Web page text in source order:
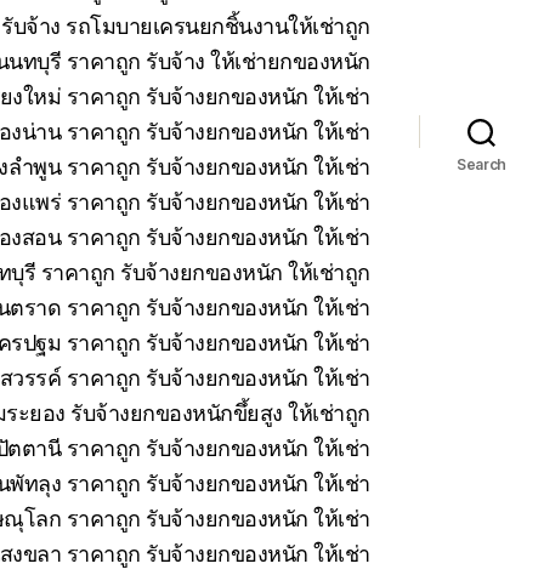
บจ้าง รถโมบายเครนยกชิ้นงานให้เช่าถูก
นทบุรี ราคาถูก รับจ้าง ให้เช่ายกของหนัก
งใหม่ ราคาถูก รับจ้างยกของหนัก ให้เช่า
งน่าน ราคาถูก รับจ้างยกของหนัก ให้เช่า
ลำพูน ราคาถูก รับจ้างยกของหนัก ให้เช่า
งแพร่ ราคาถูก รับจ้างยกของหนัก ให้เช่า
งสอน ราคาถูก รับจ้างยกของหนัก ให้เช่า
บุรี ราคาถูก รับจ้างยกของหนัก ให้เช่าถูก
ตราด ราคาถูก รับจ้างยกของหนัก ให้เช่า
รปฐม ราคาถูก รับจ้างยกของหนัก ให้เช่า
วรรค์ ราคาถูก รับจ้างยกของหนัก ให้เช่า
ะยอง รับจ้างยกของหนักขึ้ยสูง ให้เช่าถูก
ตตานี ราคาถูก รับจ้างยกของหนัก ให้เช่า
พัทลุง ราคาถูก รับจ้างยกของหนัก ให้เช่า
โลก ราคาถูก รับจ้างยกของหนัก ให้เช่า
งขลา ราคาถูก รับจ้างยกของหนัก ให้เช่า
Search